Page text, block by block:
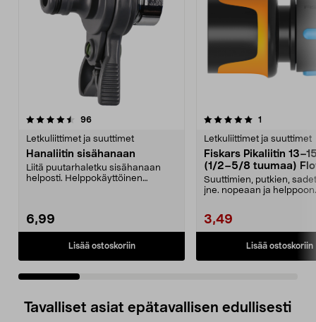
96arvostelut
Letkuliittimet ja suuttimet
Hanaliitin sisähanaan
Liitä puutarhaletku sisähanaan
helposti. Helppokäyttöinen
6,99
Lisää ostoskoriin
5.0 viidestä
1
Letkuliittimet ja suuttimet
Fiskars Pikaliitin
(1/2–5/8 tuumaa)
Suuttimien, putkien,
jne. nopeaan ja helppoon
3,49
Lisää ostoskoriin
3.5 viidestä
Tavalliset asiat epätavallisen edullisesti